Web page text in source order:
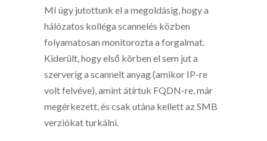
MI úgy jutottunk el a megoldásig, hogy a
hálózatos kolléga scannelés közben
folyamatosan monitorozta a forgalmat.
Kiderült, hogy első körben el sem jut a
szerverig a scannelt anyag (amikor IP-re
volt felvéve), amint átírtuk FQDN-re, már
megérkezett, és csak utána kellett az SMB
verziókat turkálni.